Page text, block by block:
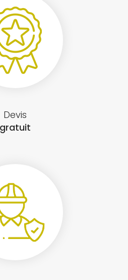
Devis
gratuit